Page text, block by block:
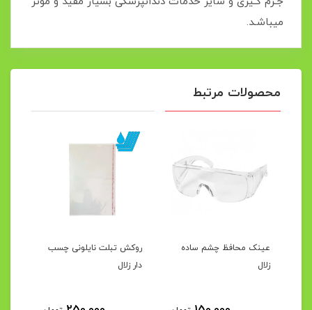
میباشـد.
محصولات مرتبط
عینک محافظ چشم ساده
زلال
روکش تبلت نایلونی چسب
دار زلال